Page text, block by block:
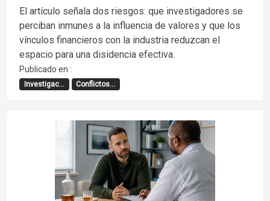
El artículo señala dos riesgos: que investigadores se
perciban inmunes a la influencia de valores y que los
vínculos financieros con la industria reduzcan el
espacio para una disidencia efectiva.
Publicado en :
Investigac... Conflictos...